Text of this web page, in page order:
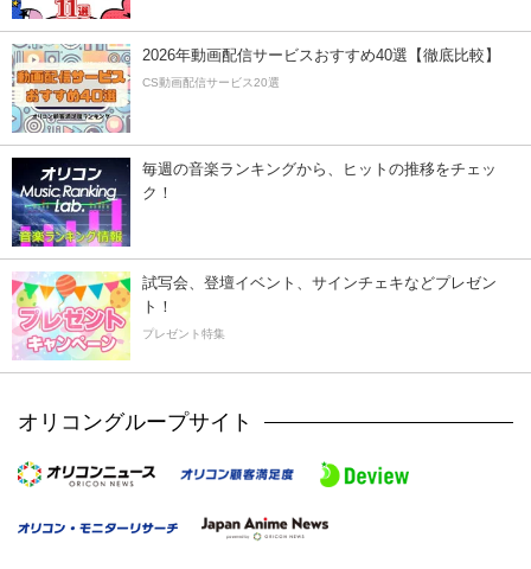
2026年動画配信サービスおすすめ40選【徹底比較】
CS動画配信サービス20選
毎週の音楽ランキングから、ヒットの推移をチェッ
ク！
試写会、登壇イベント、サインチェキなどプレゼン
ト！
プレゼント特集
オリコングループサイト